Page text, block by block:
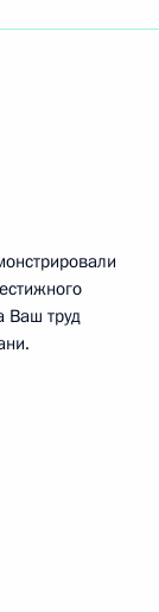
Ваш труд